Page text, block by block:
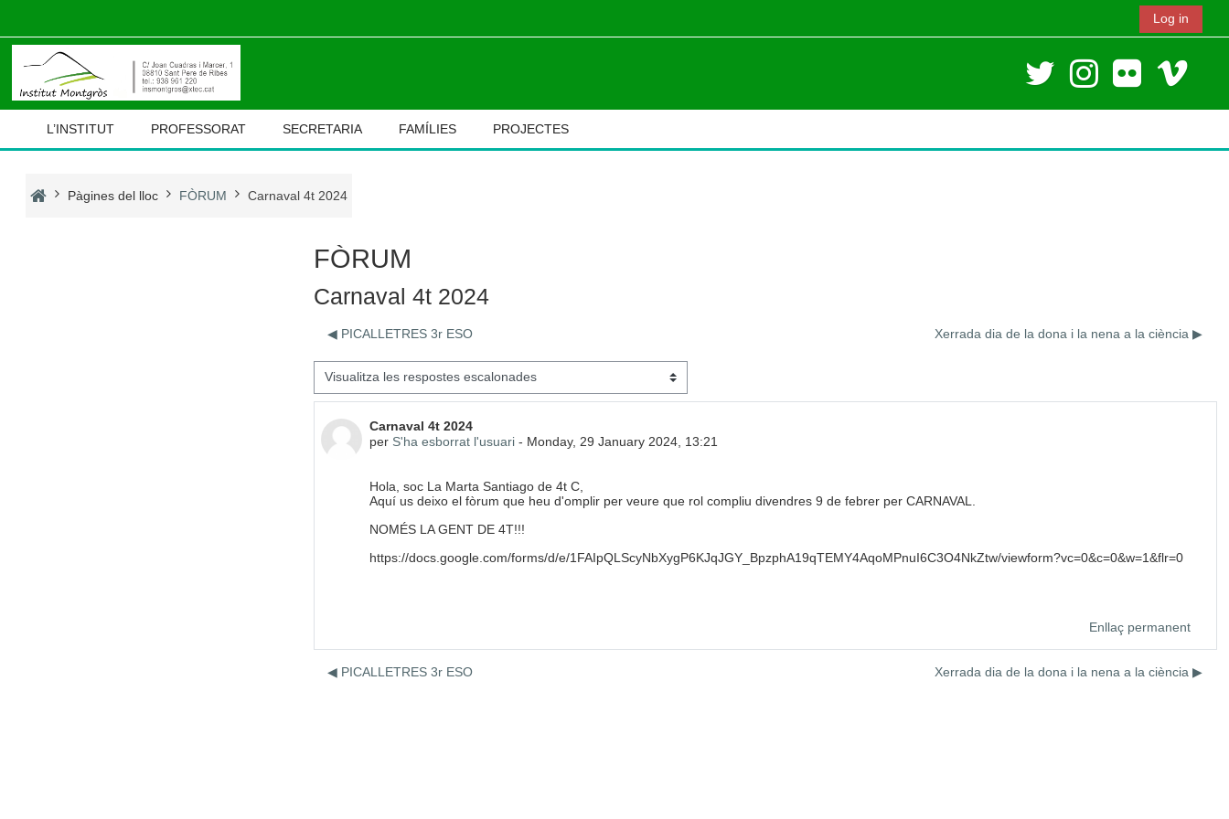
Log in
L’INSTITUT PROFESSORAT SECRETARIA FAMÍLIES PROJECTES
Pàgines del lloc FÒRUM Carnaval 4t 2024
FÒRUM
Carnaval 4t 2024
◀︎ PICALLETRES 3r ESO Xerrada dia de la dona i la nena a la ciència ▶︎
Mode de visualització
Carnaval 4t 2024
per S'ha esborrat l'usuari- Monday, 29 January 2024, 13:21
Nombre de respostes: 0
Hola, soc La Marta Santiago de 4tC,
Aquíus deixo el fòrum que heu d'omplir per veure que rol compliu divendres9 de febrerper CARNAVAL.
NOMÉS LA GENT DE 4T!!!
https://docs.google.com/forms/d/e/1FAIpQLScyNbXygP6KJqJGY_BpzphA19qTEMY4AqoMPnuI6C3O4NkZtw/viewform?vc=0&c=0&w=1&flr=0
Enllaç permanent
◀︎ PICALLETRES 3r ESO Xerrada dia de la dona i la nena a la ciència ▶︎